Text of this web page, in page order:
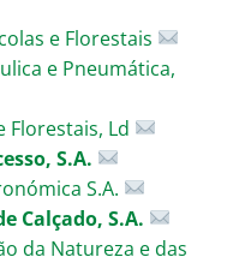
e Florestais
e Pneumática,
Florestais, Ld
S.A.
S.A.
Calçado, S.A.
da Natureza e das